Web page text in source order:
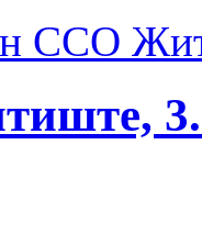
ССО
3.